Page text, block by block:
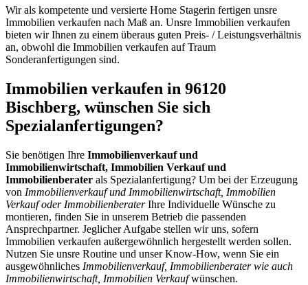
Wir als kompetente und versierte Home Stagerin fertigen unsre
Immobilien verkaufen nach Maß an. Unsre Immobilien verkaufen
bieten wir Ihnen zu einem überaus guten Preis- / Leistungsverhältnis
an, obwohl die Immobilien verkaufen auf Traum
Sonderanfertigungen sind.
Immobilien verkaufen in 96120
Bischberg, wünschen Sie sich
Spezialanfertigungen?
Sie benötigen Ihre Immobilienverkauf und
Immobilienwirtschaft, Immobilien Verkauf und
Immobilienberater als Spezialanfertigung? Um bei der Erzeugung
von Immobilienverkauf und Immobilienwirtschaft, Immobilien
Verkauf oder ImmobilienberaterIhre Individuelle Wünsche zu
montieren, finden Sie in unserem Betrieb die passenden
Ansprechpartner. Jeglicher Aufgabe stellen wir uns, sofern
Immobilien verkaufen außergewöhnlich hergestellt werden sollen.
Nutzen Sie unsre Routine und unser Know-How, wenn Sie ein
ausgewöhnliches Immobilienverkauf, Immobilienberater wie auch
Immobilienwirtschaft, Immobilien Verkaufwünschen.